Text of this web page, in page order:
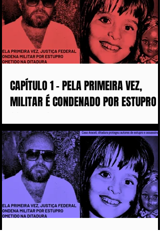
CAPÍTULO 1 - PELA PRIMEIRA VEZ,
MILITAR É CONDENADO POR ESTUPRO